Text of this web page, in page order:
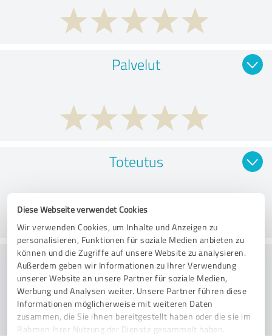
Diese Webseite verwendet Cookies
Wir verwenden Cookies, um Inhalte und Anzeigen zu
personalisieren, Funktionen für soziale Medien anbieten zu
können und die Zugriffe auf unsere Website zu analysieren.
Außerdem geben wir Informationen zu Ihrer Verwendung
unserer Website an unsere Partner für soziale Medien,
Werbung und Analysen weiter. Unsere Partner führen diese
Informationen möglicherweise mit weiteren Daten
zusammen, die Sie ihnen bereitgestellt haben oder die sie im
Rahmen Ihrer Nutzung der Dienste gesammelt haben.
Palvelut
Toteutus
Konsultointi